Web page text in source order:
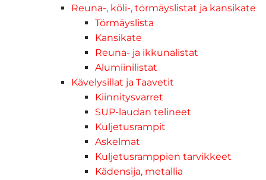
Reuna-, köli-, törmäyslistat ja kansikate
Törmäyslista
Kansikate
Reuna- ja ikkunalistat
Alumiinilistat
Kävelysillat ja Taavetit
Kiinnitysvarret
SUP-laudan telineet
Kuljetusrampit
Askelmat
Kuljetusramppien tarvikkeet
Kädensija, metallia